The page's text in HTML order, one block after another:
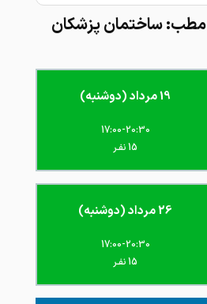
مطب: ساختمان پزشکان
19 مرداد (دوشنبه)
17:00-20:30
15 نفـر
26 مرداد (دوشنبه)
17:00-20:30
15 نفـر